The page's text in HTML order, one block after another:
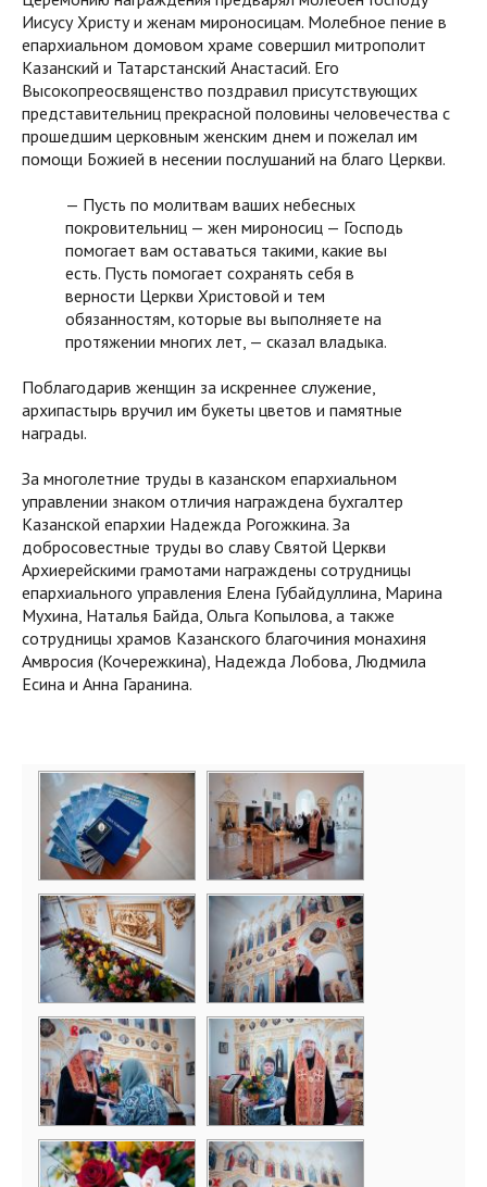
Иисусу Христу и женам мироносицам. Молебное пение в
епархиальном домовом храме совершил митрополит
Казанский и Татарстанский Анастасий. Его
Высокопреосвященство поздравил присутствующих
представительниц прекрасной половины человечества с
прошедшим церковным женским днем и пожелал им
помощи Божией в несении послушаний на благо Церкви.
— Пусть по молитвам ваших небесных
покровительниц — жен мироносиц — Господь
помогает вам оставаться такими, какие вы
есть. Пусть помогает сохранять себя в
верности Церкви Христовой и тем
обязанностям, которые вы выполняете на
протяжении многих лет, — сказал владыка.
Поблагодарив женщин за искреннее служение,
архипастырь вручил им букеты цветов и памятные
награды.
За многолетние труды в казанском епархиальном
управлении знаком отличия награждена бухгалтер
Казанской епархии Надежда Рогожкина. За
добросовестные труды во славу Святой Церкви
Архиерейскими грамотами награждены сотрудницы
епархиального управления Елена Губайдуллина, Марина
Мухина, Наталья Байда, Ольга Копылова, а также
сотрудницы храмов Казанского благочиния монахиня
Амвросия (Кочережкина), Надежда Лобова, Людмила
Есина и Анна Гаранина.